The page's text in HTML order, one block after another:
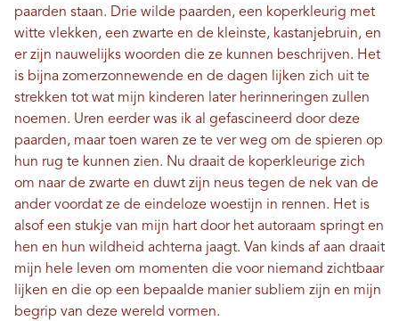
paarden staan. Drie wilde paarden, een koperkleurig met
witte vlekken, een zwarte en de kleinste, kastanjebruin, en
er zijn nauwelijks woorden die ze kunnen beschrijven. Het
is bijna zomerzonnewende en de dagen lijken zich uit te
strekken tot wat mijn kinderen later herinneringen zullen
noemen. Uren eerder was ik al gefascineerd door deze
paarden, maar toen waren ze te ver weg om de spieren op
hun rug te kunnen zien. Nu draait de koperkleurige zich
om naar de zwarte en duwt zijn neus tegen de nek van de
ander voordat ze de eindeloze woestijn in rennen. Het is
alsof een stukje van mijn hart door het autoraam springt en
hen en hun wildheid achterna jaagt. Van kinds af aan draait
mijn hele leven om momenten die voor niemand zichtbaar
lijken en die op een bepaalde manier subliem zijn en mijn
begrip van deze wereld vormen.